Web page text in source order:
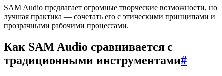
SAM Audio предлагает огромные творческие возможности, но
лучшая практика — сочетать его с этическими принципами и
прозрачными рабочими процессами.
Как SAM Audio сравнивается с
традиционными инструментами#